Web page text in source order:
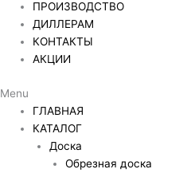
ПРОИЗВОДСТВО
ДИЛЛЕРАМ
КОНТАКТЫ
АКЦИИ
Menu
ГЛАВНАЯ
КАТАЛОГ
Доска
Обрезная доска